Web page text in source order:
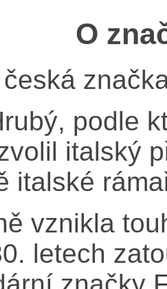
O
česká
podle
italský
italské
vznikla
letech